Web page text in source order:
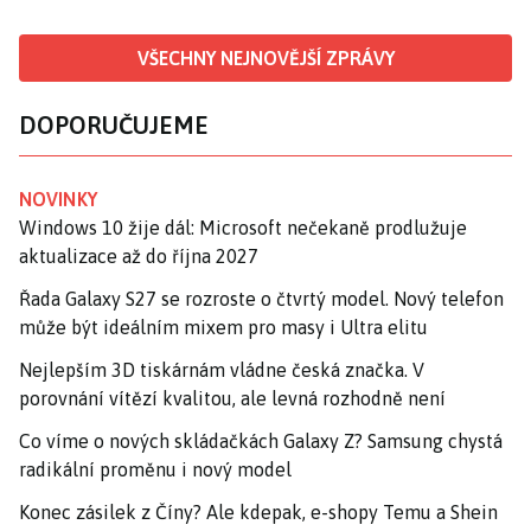
VŠECHNY NEJNOVĚJŠÍ ZPRÁVY
DOPORUČUJEME
NOVINKY
Windows 10 žije dál: Microsoft nečekaně prodlužuje
aktualizace až do října 2027
Řada Galaxy S27 se rozroste o čtvrtý model. Nový telefon
může být ideálním mixem pro masy i Ultra elitu
Nejlepším 3D tiskárnám vládne česká značka. V
porovnání vítězí kvalitou, ale levná rozhodně není
Co víme o nových skládačkách Galaxy Z? Samsung chystá
radikální proměnu i nový model
Konec zásilek z Číny? Ale kdepak, e-shopy Temu a Shein